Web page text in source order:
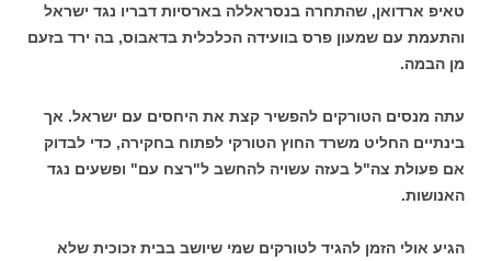
טאיפ ארדואן, שהתחרה בנסראללה בארסיות דבריו נגד ישראל
והתעמת עם שמעון פרס בוועידה הכלכלית בדאבוס, בה ירד בזעם
מן הבמה.
עתה מנסים הטורקים להפשיר קצת את היחסים עם ישראל. אך
בינתיים החליט משרד החוץ הטורקי לפתוח בחקירה, כדי לבדוק
אם פעולת צה"ל בעזה עשויה להחשב ל"רצח עם" ופשעים נגד
האנושות.
הגיע אולי הזמן להגיד לטורקים שמי שיושב בבית זכוכית שלא